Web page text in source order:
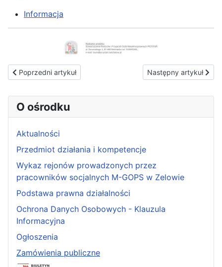
Informacja
Poprzedni artykuł: Ogłoszenie o wyborze najkorzystniejszej
Poprzedni artykuł Następny artykuł:
Następny artykuł
O ośrodku
Aktualności
Przedmiot działania i kompetencje
Wykaz rejonów prowadzonych przez
pracowników socjalnych M-GOPS w Zelowie
Podstawa prawna działalności
Ochrona Danych Osobowych - Klauzula
Informacyjna
Ogłoszenia
Zamówienia publiczne